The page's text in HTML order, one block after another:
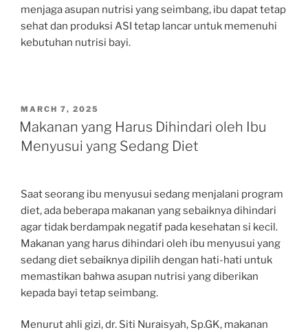
menjaga asupan nutrisi yang seimbang, ibu dapat tetap
sehat dan produksi ASI tetap lancar untuk memenuhi
kebutuhan nutrisi bayi.
POSTED
ON
MARCH 7, 2025
Makanan yang Harus Dihindari oleh Ibu
Menyusui yang Sedang Diet
Saat seorang ibu menyusui sedang menjalani program
diet, ada beberapa makanan yang sebaiknya dihindari
agar tidak berdampak negatif pada kesehatan si kecil.
Makanan yang harus dihindari oleh ibu menyusui yang
sedang diet sebaiknya dipilih dengan hati-hati untuk
memastikan bahwa asupan nutrisi yang diberikan
kepada bayi tetap seimbang.
Menurut ahli gizi, dr. Siti Nuraisyah, Sp.GK, makanan